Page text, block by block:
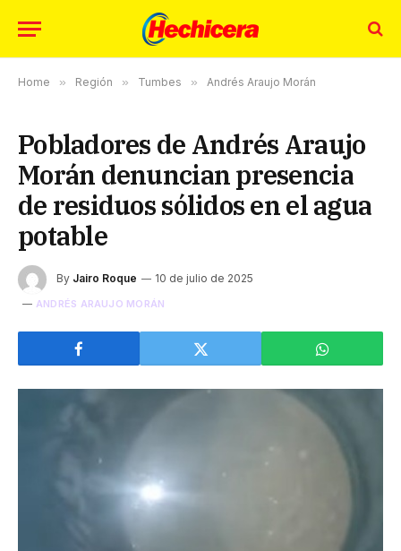
Home » Región » Tumbes » Andrés Araujo Morán
Pobladores de Andrés Araujo
Morán denuncian presencia
de residuos sólidos en el agua
potable
By Jairo Roque 10 de julio de 2025
ANDRÉS ARAUJO MORÁN